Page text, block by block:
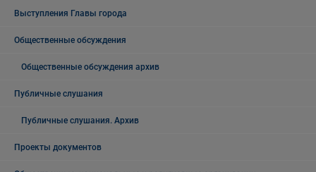
Выступления Главы города
Общественные обсуждения
Общественные обсуждения архив
Публичные слушания
Публичные слушания. Архив
Проекты документов